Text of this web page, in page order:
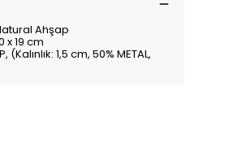
Ahşap
x 19 cm
1,5 cm, 50% METAL,